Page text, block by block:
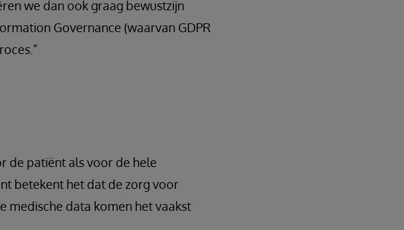
we dan ook graag bewustzijn
Governance (waarvan GDPR
de patiënt als voor de hele
betekent het dat de zorg voor
medische data komen het vaakst